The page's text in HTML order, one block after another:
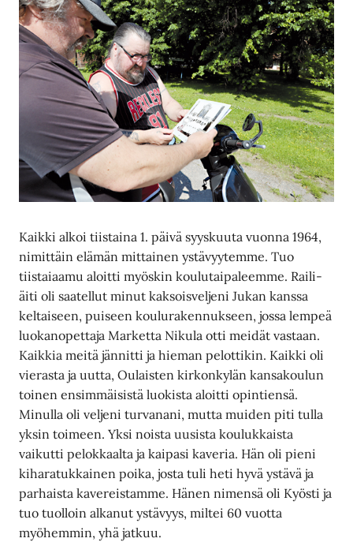
Kaikki alkoi tiistaina 1. päivä syyskuuta vuonna 1964,
nimittäin elämän mittainen ystävyytemme. Tuo
tiistaiaamu aloitti myöskin koulutaipaleemme. Raili-
äiti oli saatellut minut kaksoisveljeni Jukan kanssa
keltaiseen, puiseen koulurakennukseen, jossa lempeä
luokanopettaja Marketta Nikula otti meidät vastaan.
Kaikkia meitä jännitti ja hieman pelottikin. Kaikki oli
vierasta ja uutta, Oulaisten kirkonkylän kansakoulun
toinen ensimmäisistä luokista aloitti opintiensä.
Minulla oli veljeni turvanani, mutta muiden piti tulla
yksin toimeen. Yksi noista uusista koulukkaista
vaikutti pelokkaalta ja kaipasi kaveria. Hän oli pieni
kiharatukkainen poika, josta tuli heti hyvä ystävä ja
parhaista kavereistamme. Hänen nimensä oli Kyösti ja
tuo tuolloin alkanut ystävyys, miltei 60 vuotta
myöhemmin, yhä jatkuu.